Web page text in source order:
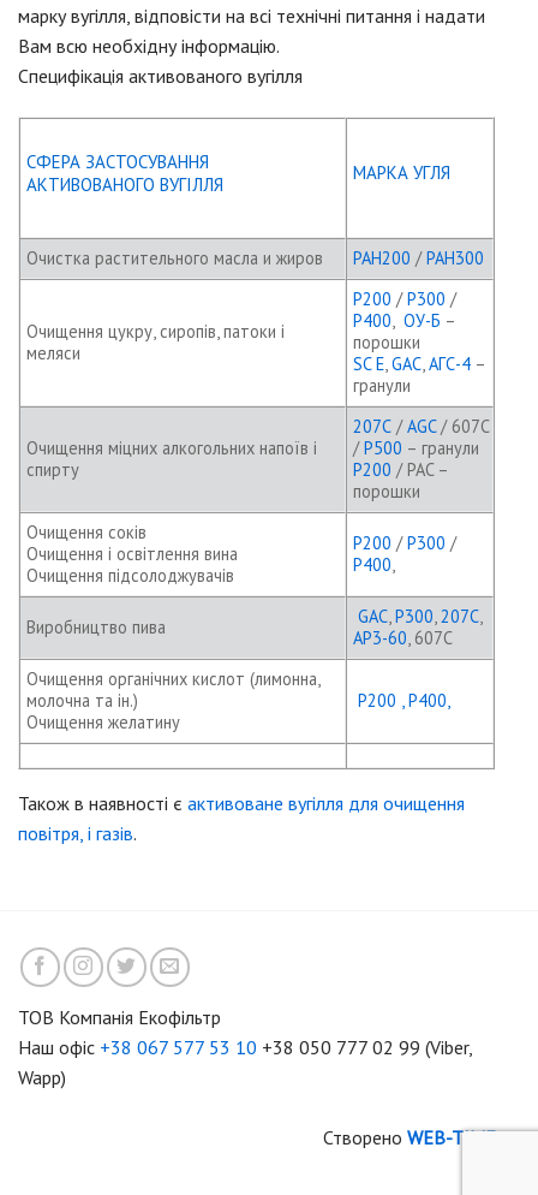
марку вугілля, відповісти на всі технічні питання і надати
Вам всю необхідну інформацію.
Специфікація активованого вугілля
СФЕРА ЗАСТОСУВАННЯ
АКТИВОВАНОГО ВУГІЛЛЯ
МАРКА УГЛЯ
Очистка растительного масла и жиров PAH200 /PAH300
Очищення цукру, сиропів, патоки і
меляси
Р200 /P300 /
P400, ОУ-Б –
порошки
SC E,GAC,АГС-4 –
гранули
Очищення міцних алкогольних напоїв і
спирту
207С /AGC/ 607C
/P500 – гранули
P200 / PAC –
порошки
Очищення соків
Очищення і освітлення вина
Очищення підсолоджувачів
Р200 /P300 /
P400,
Виробництво пива GAC,P300,207C,
AP3-60, 607C
Очищення органічних кислот (лимонна,
молочна та ін.)
Очищення желатину
Р200 , P400,
Також в наявності є активоване вугілля для очищення
повітря, і газів.
ТОВ Компанія Екофільтр
Наш офіс +38 067 577 53 10 +38 050 777 02 99 (Viber,
Wapp)
Створено WEB-TIME